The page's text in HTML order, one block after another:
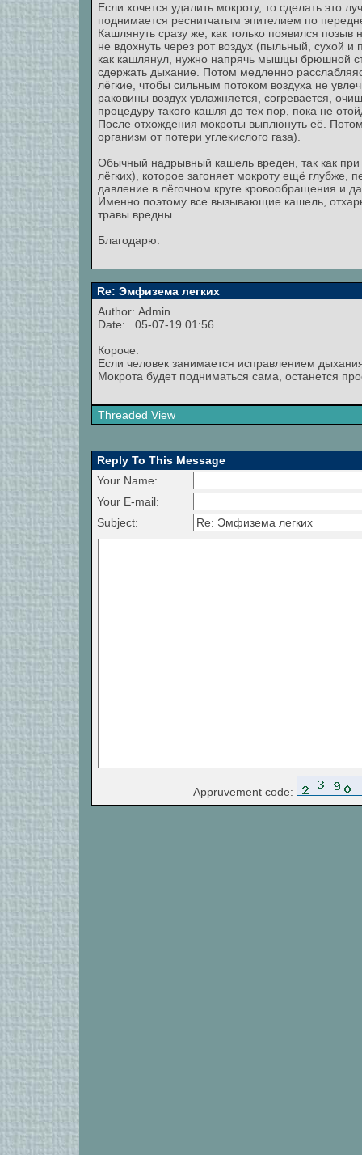
Если хочется удалить мокроту, то сделать это
поднимается реснитчатым эпителием по
Кашлянуть сразу же, как только появился
не вдохнуть через рот воздух (пыльный, сухой
как кашлянул, нужно напрячь мышцы брюшной
сдержать дыхание. Потом медленно
лёгкие, чтобы сильным потоком воздуха не
раковины воздух увлажняется, согревается,
процедуру такого кашля до тех пор, пока не
После отхождения мокроты выплюнуть её.
организм от потери углекислого газа).
Обычный надрывный кашель вреден, так как
лёгких), которое загоняет мокроту ещё
давление в лёгочном круге кровообращения и
Именно поэтому все вызывающие кашель,
травы вредны.
Благодарю.
Re: Эмфизема легких
Author: Admin
Date: 05-07-19 01:56
Короче:
Если человек занимается исправлением
Мокрота будет подниматься сама, останется
Threaded View
Reply To This Message
Your Name:
Your E-mail:
Subject:
Appruvement code: